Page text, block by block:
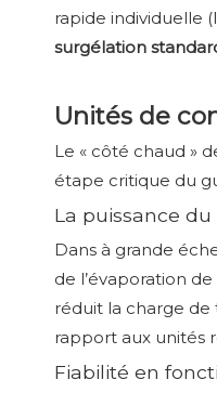
rapide individuelle
surgélation
Unités de
Le « côté chaud »
étape critique du
La puissance
Dans à grande
de l’évaporation
réduit la charge de
rapport aux unités
Fiabilité en